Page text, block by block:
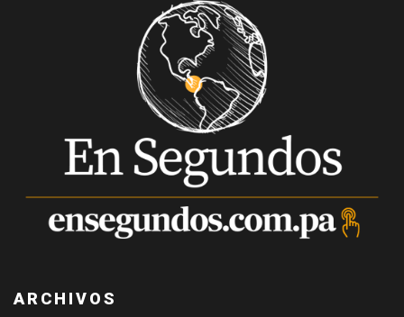
ARCHIVOS